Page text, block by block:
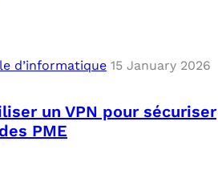
d’informatique 15 January 2026
un VPN pour sécuriser
PME